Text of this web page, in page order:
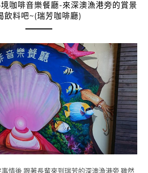
境咖啡音樂餐廳-來深澳漁港旁的賞景
飲料吧~(瑞芳咖啡廳)
情後 跟著長輩來到瑞芳的深澳漁港旁 雖然